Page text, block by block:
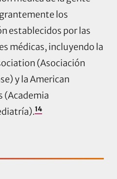
los
establecidos por las
médicas, incluyendo la
(Asociación
y la American
(Academia
14